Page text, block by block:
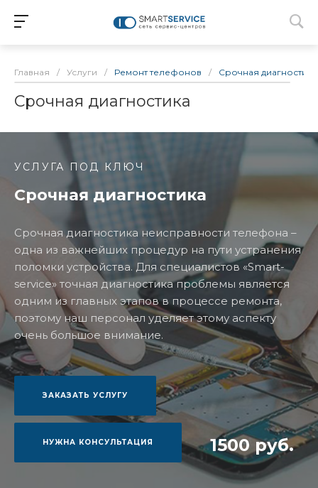
Главная / Услуги / Ремонт телефонов / Срочная диагностика
Срочная диагностика
УСЛУГА ПОД КЛЮЧ
Срочная диагностика
Срочная диагностика неисправности телефона –
одна из важнейших процедур на пути устранения
поломки устройства. Для специалистов «Smart-
service» точная диагностика проблемы является
одним из главных этапов в процессе ремонта,
поэтому наш персонал уделяет этому аспекту
очень большое внимание.
ЗАКАЗАТЬ УСЛУГУ
НУЖНА КОНСУЛЬТАЦИЯ 1500 руб.